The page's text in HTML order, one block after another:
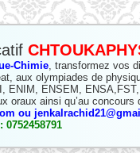
Chimie, transformez vos
aux olympiades de
ENIM, ENSEM,
ainsi qu’au concours
ou
0752458791